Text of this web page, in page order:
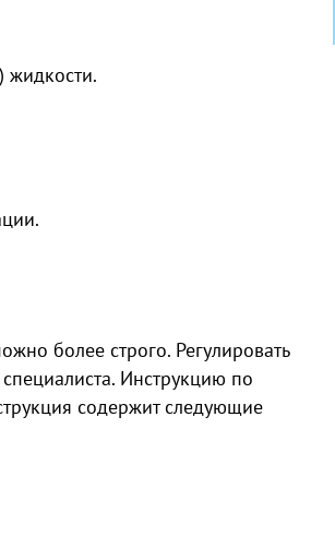
жидкости.
более строго. Регулировать
Инструкцию по
содержит следующие